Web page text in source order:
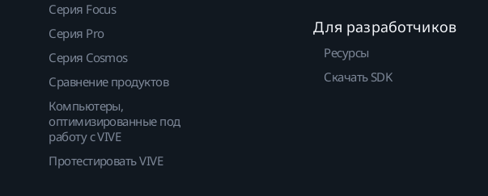
Серия Focus
Серия Pro
Серия Cosmos
Сравнение продуктов
Компьютеры,
оптимизированные под
работу с VIVE
Протестировать VIVE
Для разработчиков
Ресурсы
Скачать SDK